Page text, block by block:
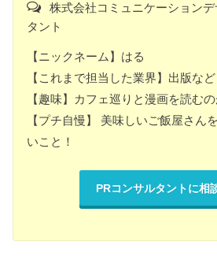
株式会社コミュニケーション
タント
【ニックネーム】はる
【これまで担当した業界】出版など
【趣味】カフェ巡りと漫画を読む
【プチ自慢】 美味しいご飯屋さん
いこと！
PRコンサルタントに相